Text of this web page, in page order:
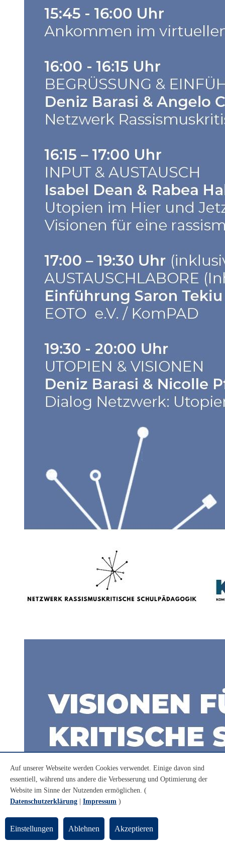
Auf unserer Webseite werden Cookies verwendet. Einige davon sind
essentiell, während uns andere die Verbesserung und Optimierung der
Website im Sinne der Nutzenden ermöglichen. (
Datenschutzerklärung
Impressum )
Einstellungen Ablehnen Akzeptieren